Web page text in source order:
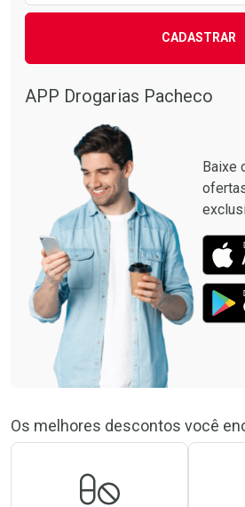
CADASTRAR
APP Drogarias Pacheco
Baixe
Os melhores descontos você